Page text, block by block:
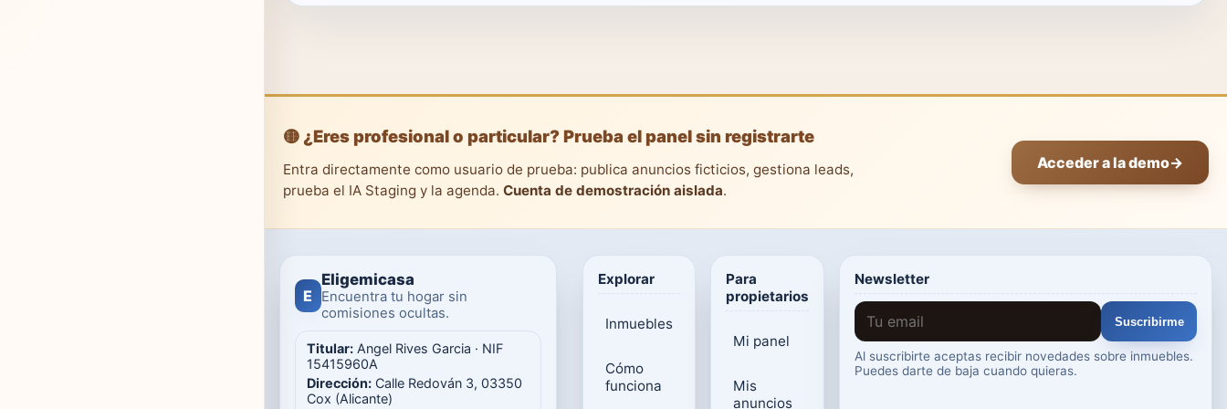
🟡 ¿Eres profesional o particular? Prueba el panel sin registrarte
Entra directamente como usuario de prueba: publica anuncios ficticios, gestiona leads,
prueba el IA Staging y la agenda. Cuenta de demostración aislada.
Acceder a la demo→
E
Eligemicasa
Encuentra tu hogar sin
comisiones ocultas.
Titular: Angel Rives Garcia · NIF
15415960A
Dirección: Calle Redován 3, 03350
Cox (Alicante)
Explorar
Inmuebles
Cómo
funciona
Para
propietarios
Mi panel
Mis
anuncios
Newsletter
Suscribirme
Al suscribirte aceptas recibir novedades sobre inmuebles.
Puedes darte de baja cuando quieras.